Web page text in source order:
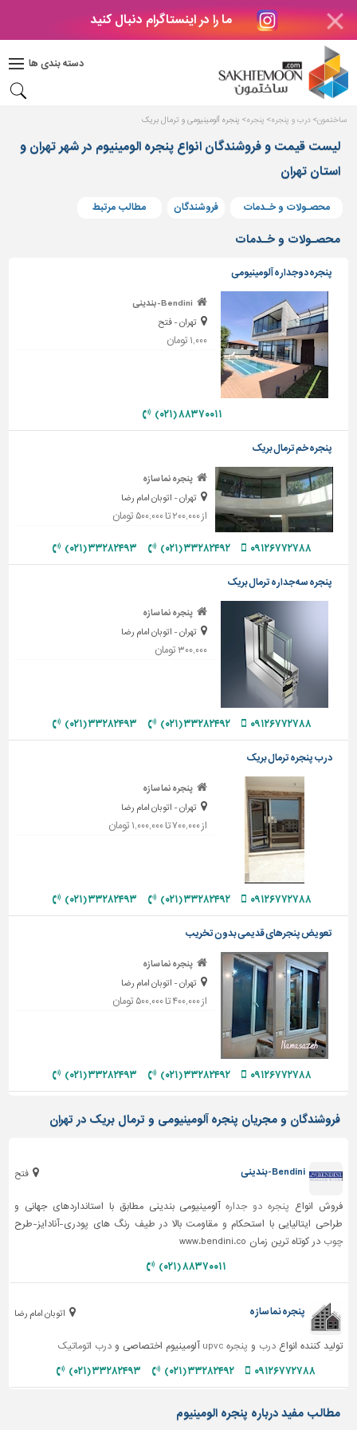
ما را در اینستاگرام دنبال کنید
دسته بندی ها
دکوراسیون
بتن
های
بتنی
درب
پنجره
مصالح
پله،
نرده
و
حفاظ
دیوارپوش،
کفپوش
و
سرویس
بهداشتی
ابزار،یراق
و
ماشین
برقی،روشنایی،ایمنی
محوطه
ساخت
ساز
تاسیسات
ساختمان
شهرسازی،
ترافیک
و
سازه
ساختمون درب و پنجره پنجره پنجره آلومینیومی و ترمال بریک
لیست قیمت و فروشندگان انواع پنجره الومینیوم در شهر تهران و
استان تهران
محصـولات و خـدمات فروشندگان مطالب مرتبط
محصـولات و خـدمات
پنجره دوجداره آلومینیومی
Bendini-بندینی
تهران - فتح
۱,۰۰۰ تومان
۸۸۳۷۰۰۱۱ (۰۲۱)
پنجره خم ترمال بریک
پنجره نما سازه
تهران - اتوبان امام رضا
از ۲۰۰,۰۰۰ تا ۵۰۰,۰۰۰ تومان
۰۹۱۲۶۷۷۲۷۸۸ ۳۳۲۸۲۴۹۲ (۰۲۱) ۳۳۲۸۲۴۹۳ (۰۲۱)
پنجره سه جداره ترمال بریک
پنجره نما سازه
تهران - اتوبان امام رضا
۳۰۰,۰۰۰ تومان
۰۹۱۲۶۷۷۲۷۸۸ ۳۳۲۸۲۴۹۲ (۰۲۱) ۳۳۲۸۲۴۹۳ (۰۲۱)
درب پنجره ترمال بریک
پنجره نما سازه
تهران - اتوبان امام رضا
از ۷۰۰,۰۰۰ تا ۱,۰۰۰,۰۰۰ تومان
۰۹۱۲۶۷۷۲۷۸۸ ۳۳۲۸۲۴۹۲ (۰۲۱) ۳۳۲۸۲۴۹۳ (۰۲۱)
تعویض پنجرهای قدیمی بدون تخریب
پنجره نما سازه
تهران - اتوبان امام رضا
از ۴۰۰,۰۰۰ تا ۵۰۰,۰۰۰ تومان
۰۹۱۲۶۷۷۲۷۸۸ ۳۳۲۸۲۴۹۲ (۰۲۱) ۳۳۲۸۲۴۹۳ (۰۲۱)
فروشندگان و مجریان پنجره آلومینیومی و ترمال بریک در تهران
فتح Bendini-بندینی
فروش انواع پنجره دو جدارهآلومینیومی بندینی مطابق با استانداردهای جهانی و
طراحی ایتالیایی با استحکام و مقاومت بالا در طیف رنگ های پودری-آنادایز-طرح
چوب در کوتاه ترین زمان www.bendini.co
۸۸۳۷۰۰۱۱ (۰۲۱)
اتوبان امام رضا پنجره نما سازه
تولید کننده انواعدرب و پنجره upvc آلومینیوم اختصاصی ودرب اتوماتیک
۰۹۱۲۶۷۷۲۷۸۸ ۳۳۲۸۲۴۹۲ (۰۲۱) ۳۳۲۸۲۴۹۳ (۰۲۱)
مطالب مفید درباره پنجره الومینیوم